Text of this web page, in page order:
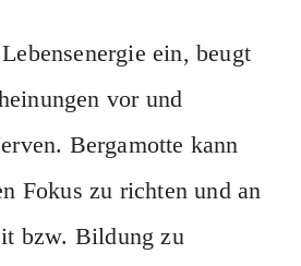
ein, beugt
vor und
Bergamotte kann
Fokus zu richten und an
bzw. Bildung zu